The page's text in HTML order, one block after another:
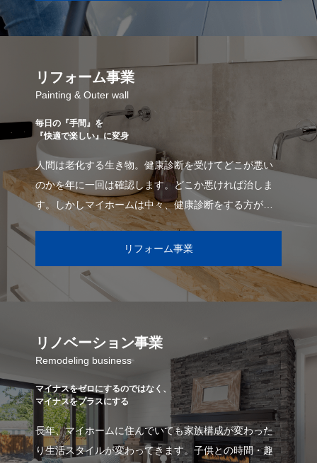
リフォーム事業
Painting & Outer wall
毎日の『手間』を
『快適で楽しい』に変身
人間は老化する生き物。健康診断を受けてどこが悪い
のかを年に一回は確認します。どこか悪ければ治しま
す。しかしマイホームは中々、健康診断をする方が少
ないので治せなくなるくらいに悪くなってから気が付
リフォーム事業
リノベーション事業
Remodeling business
マイナスをゼロにするのではなく、
マイナスをプラスにする
長年、マイホームに住んでいても家族構成が変わった
り生活スタイルが変わってきます。子供との時間・趣